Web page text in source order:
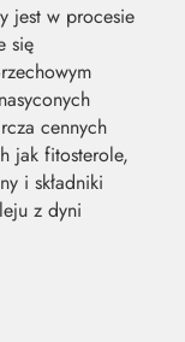
jest w procesie
się
cennych
jak fitosterole,
i składniki
z dyni